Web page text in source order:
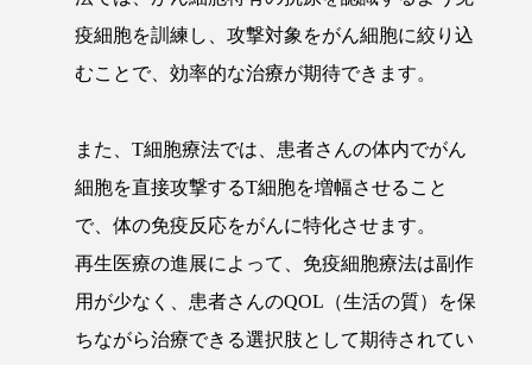
疫細胞を訓練し、攻撃対象をがん細胞に絞り込
むことで、効率的な治療が期待できます。
また、T細胞療法では、患者さんの体内でがん
細胞を直接攻撃するT細胞を増幅させること
で、体の免疫反応をがんに特化させます。
再生医療の進展によって、免疫細胞療法は副作
用が少なく、患者さんのQOL（生活の質）を保
ちながら治療できる選択肢として期待されてい